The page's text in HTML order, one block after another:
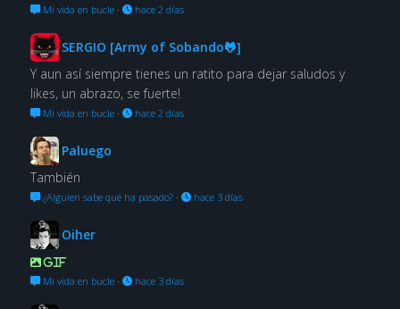
Mi vida en bucle· hace 2 días
SERGIO [Army of Sobando🐸]
Y aun así siempre tienes un ratito para dejar saludos y
likes, un abrazo, se fuerte!
Mi vida en bucle· hace 2 días
Paluego
También
¿Alguien sabe qué ha pasado?· hace 3 días
Oiher
GIF
Mi vida en bucle· hace 3 días